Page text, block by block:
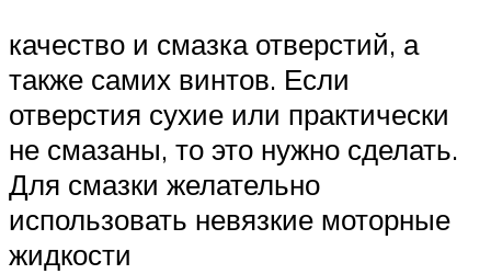
качество и смазка отверстий, а
также самих винтов. Если
отверстия сухие или практически
не смазаны, то это нужно сделать.
Для смазки желательно
использовать невязкие моторные
жидкости